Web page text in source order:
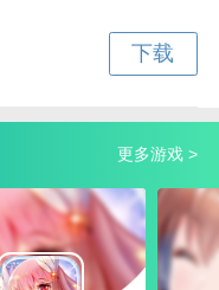
下载
更多游戏 >